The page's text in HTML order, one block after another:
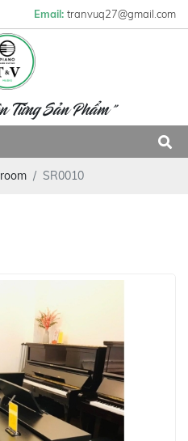
Email: tranvuq27@gmail.com
Từng Sản Phẩm "
SR0010